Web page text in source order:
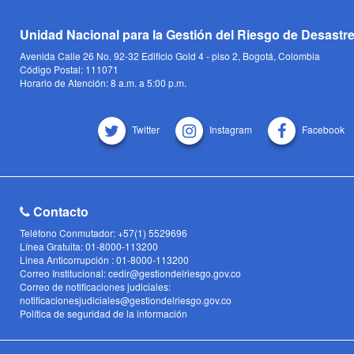
Unidad Nacional para la Gestión del Riesgo de
Avenida Calle 26 No. 92-32 Edificio Gold 4 - piso 2, Bogotá, Colombia
Código Postal: 111071
Horario de Atención: 8 a.m. a 5:00 p.m.
Twitter Instagram Facebook
Contacto
Teléfono Conmutador: +57(1) 5529696
Línea Gratuita: 01-8000-113200
Linea Anticorrupción : 01-8000-113200
Correo Institucional: cedir@gestiondelriesgo.gov.co
Correo de notificaciones judiciales:
notificacionesjudiciales@gestiondelriesgo.gov.co
Política de seguridad de la información